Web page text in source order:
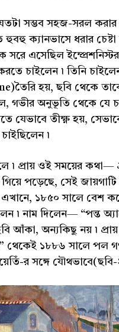
সম্ভব সহজ-সরল করার
হুবহু ক্যানভাসে ধরার
সরে এসেছিল
চাইলেন ৷ তিনি
হয়, ছবি থেকে
গভীর অনুভূতি থেকে যে
তীক্ষ্ণ হয়,
৷
৷ প্রায় ওই সময়ের কথা—
পড়েছে, সেই জায়গাটি
এখানে, ১৮৫০ সালে বেশ
৷ নাম দিলেন— “পন্ত
অন্যকিছু নয় ৷ প্রায়
থেকেই ১৮৮৬ সালে পল
র সঙ্গে যৌথভাবে(ছবি-